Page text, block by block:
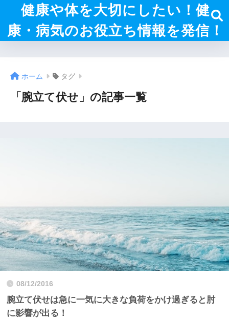
健康や体を大切にしたい！健
康・病気のお役立ち情報を発信！
ホーム タグ
「腕立て伏せ」の記事一覧
08/12/2016
腕立て伏せは急に一気に大きな負荷をかけ過ぎると肘
に影響が出る！